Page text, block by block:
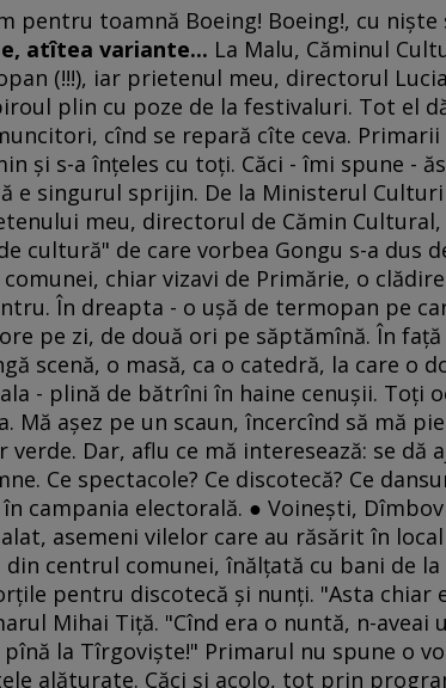
pentru toamnă Boeing! Boeing!, cu nişte
atîtea variante... La Malu, Căminul
(!!!), iar prietenul meu, directorul
plin cu poze de la festivaluri. Tot el
cînd se repară cîte ceva.
şi s-a înţeles cu toţi. Căci - îmi spune -
e singurul sprijin. De la Ministerul
meu, directorul de Cămin Cultural,
cultură" de care vorbea Gongu s-a dus
chiar vizavi de Primărie, o
În dreapta - o uşă de termopan pe
pe zi, de două ori pe săptămînă. În faţă
scenă, o masă, ca o catedră, la care o
- plină de bătrîni în haine cenuşii. Toţi
Mă aşez pe un scaun, încercînd să mă
verde. Dar, aflu ce mă interesează: se dă
Ce spectacole? Ce discotecă? Ce
campania electorală. ● Voineşti,
asemeni vilelor care au răsărit în
centrul comunei, înălţată cu bani de la
pentru discotecă şi nunţi. "Asta chiar
Mihai Tiţă. "Cînd era o nuntă, n-aveai
la Tîrgovişte!" Primarul nu spune o
alăturate. Căci şi acolo, tot prin